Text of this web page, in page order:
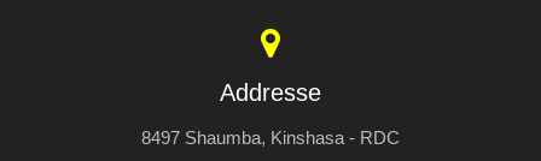
Addresse
8497 Shaumba, Kinshasa - RDC